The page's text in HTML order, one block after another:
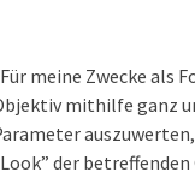
meine Zwecke als
mithilfe ganz
der